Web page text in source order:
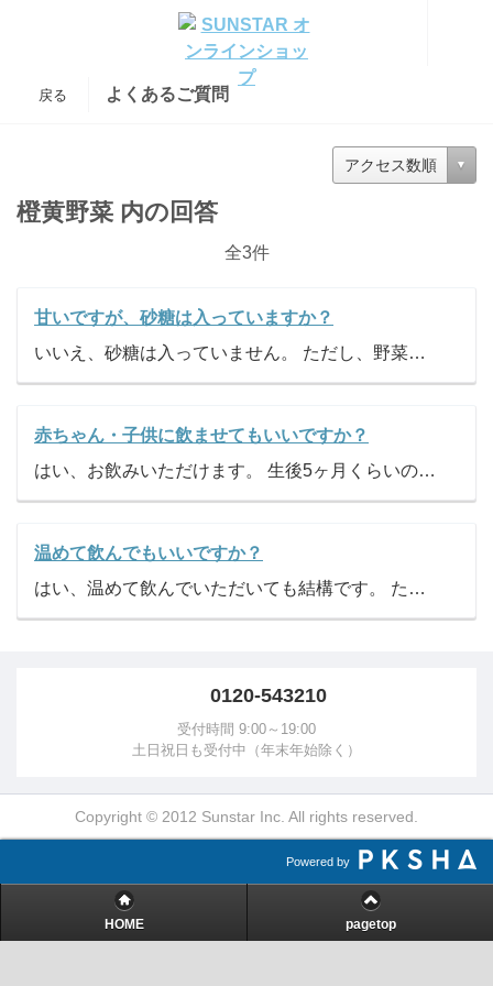
戻る よくあるご質問
アクセス数順
橙黄野菜 内の回答
全3件
甘いですが、砂糖は入っていますか？
いいえ、砂糖は入っていません。 ただし、野菜・果物由来の甘みがございます。
赤ちゃん・子供に飲ませてもいいですか？
はい、お飲みいただけます。 生後5ヶ月くらいの赤ちゃんへの離乳食としてお飲みいただけます。ただし、食物繊維の量が多いので、1歳くらいまでは量を加減してお飲みください。
温めて飲んでもいいですか？
はい、温めて飲んでいただいても結構です。 ただし、缶のまま温めていただくと、缶が壊れたりすることもあり、大変危険です。別の容器に移し変えてから温めてください。
0120-543210
受付時間 9:00～19:00
土日祝日も受付中（年末年始除く）
Copyright © 2012 Sunstar Inc. All rights reserved.
Powered by
HOME pagetop